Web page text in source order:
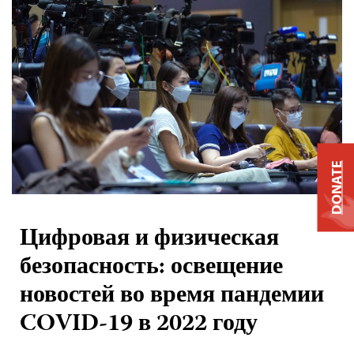
Цифровая и физическая
безопасность: освещение
новостей во время пандемии
COVID-19 в 2022 году
DONATE